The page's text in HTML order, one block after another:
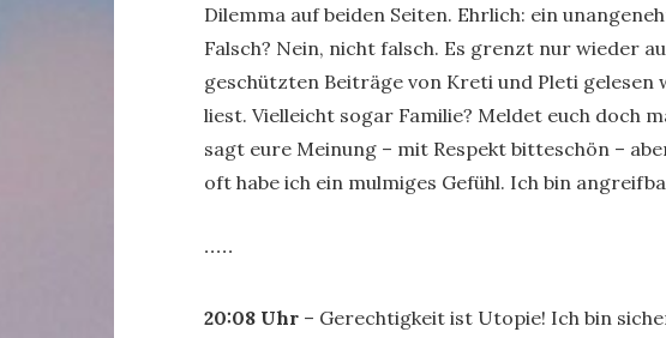
Dilemma auf beiden Seiten. Ehrlich: ein
Falsch? Nein, nicht falsch. Es grenzt nur wieder
geschützten Beiträge von Kreti und Pleti
liest. Vielleicht sogar Familie? Meldet euch doch
sagt eure Meinung – mit Respekt bitteschön –
oft habe ich ein mulmiges Gefühl. Ich bin
∙∙∙∙∙
20:08 Uhr – Gerechtigkeit ist Utopie! Ich bin